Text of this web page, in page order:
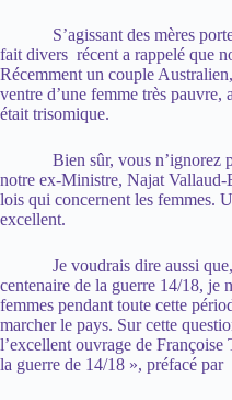
S’agissant des mères
fait divers récent a rappelé que
Récemment un couple
ventre d’une femme très pauvre,
était trisomique.
Bien sûr, vous n’ignorez
notre ex-Ministre, Najat Vallaud-
lois qui concernent les femmes.
excellent.
Je voudrais dire aussi que,
centenaire de la guerre 14/18, je
femmes pendant toute cette
marcher le pays. Sur cette
l’excellent ouvrage de Françoise
la guerre de 14/18 », préfacé